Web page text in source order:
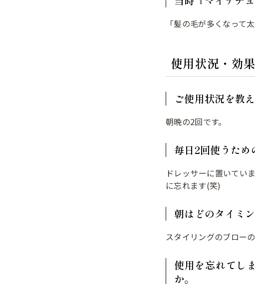
「髪の毛が多くなって
使用状況・効
ご使用状況を教
朝晩の2回です。
毎日2回使うため
ドレッサーに置いてい
に忘れます(笑)
朝はどのタイミ
スタイリングのブロー
使用を忘れてし
か。